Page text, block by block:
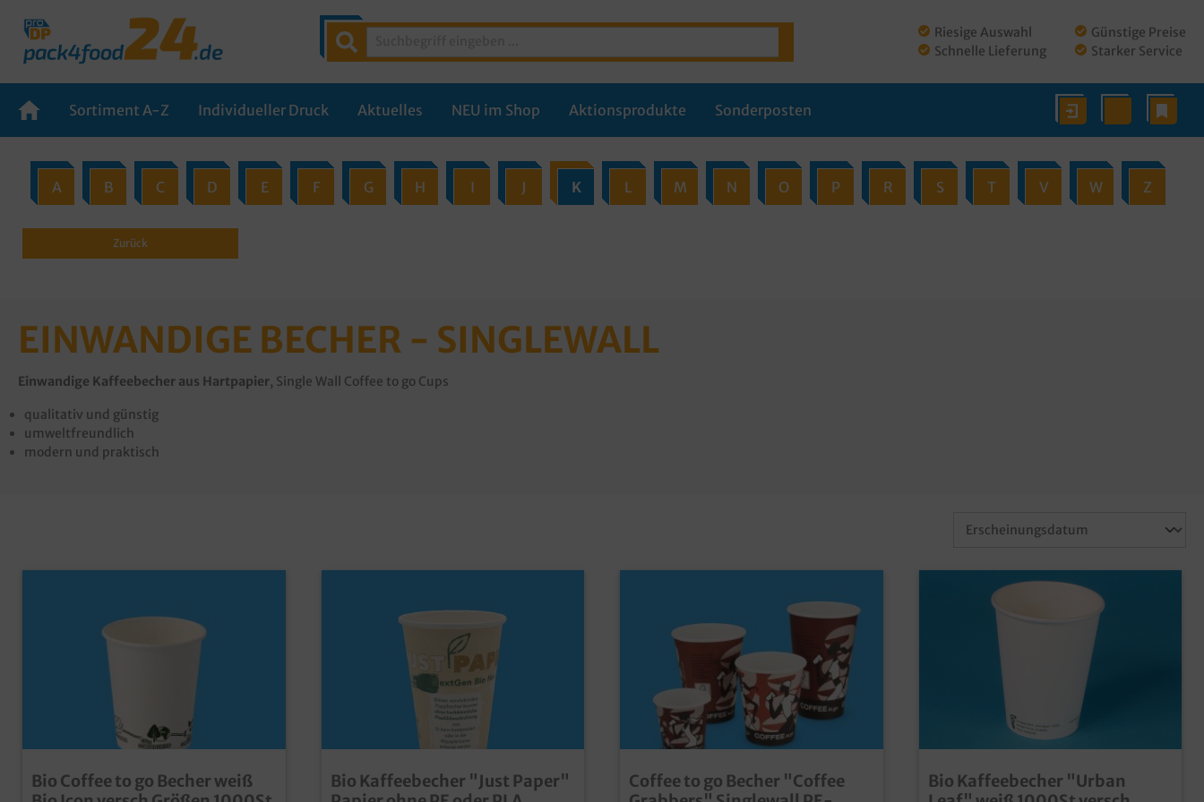
Riesige Auswahl
Schnelle Lieferung
Günstige Preise
Starker Service
Sortiment A-Z Individueller Druck Aktuelles NEU im Shop Aktionsprodukte Sonderposten
A B C D E F G H I J K L M N O P R S T V W Z
Zurück
EINWANDIGE BECHER - SINGLEWALL
Einwandige Kaffeebecher aus Hartpapier, Single Wall Coffee to go Cups
qualitativ und günstig
umweltfreundlich
modern und praktisch
Bio Coffee to go Becher weiß
Bio Kaffeebecher "Just Paper"
Coffee to go Becher "Coffee
Bio Kaffeebecher "Urban